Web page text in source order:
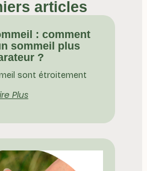
articles
: comment
sommeil plus
?
sont étroitement
Plus